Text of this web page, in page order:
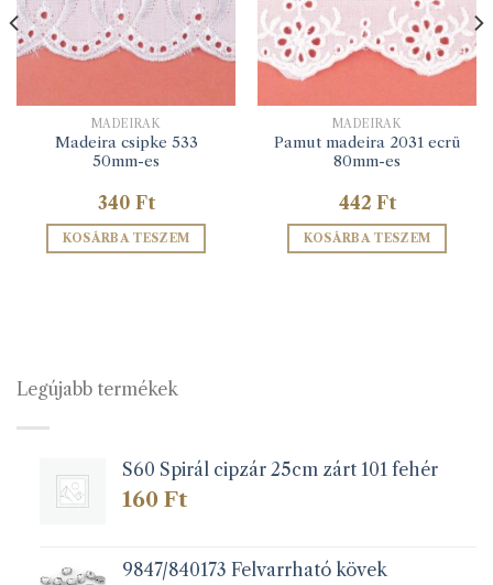
MADEIRÁK
Madeira csipke 533
50mm-es
340 Ft
KOSÁRBA TESZEM
MADEIRÁK
Pamut madeira 2031 ecrü
80mm-es
442 Ft
KOSÁRBA TESZEM
Legújabb termékek
S60 Spirál cipzár 25cm zárt 101 fehér
160 Ft
9847/840173 Felvarrható kövek